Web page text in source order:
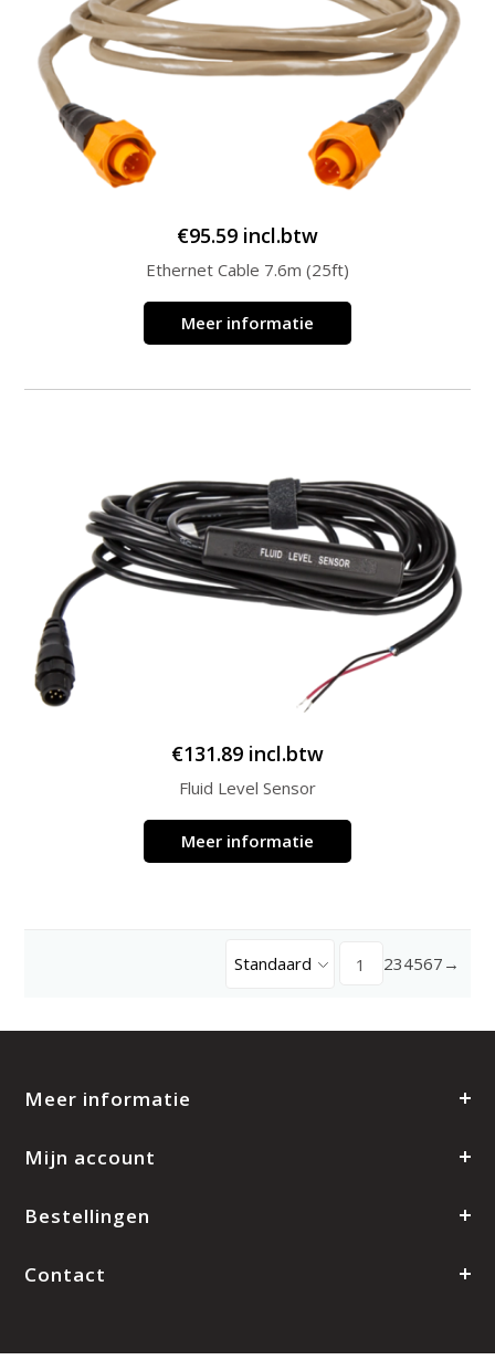
€95.59 incl.btw
Ethernet Cable 7.6m (25ft)
Meer informatie
€131.89 incl.btw
Fluid Level Sensor
Meer informatie
Standaard 1 234567 →
Meer informatie
Mijn account
Bestellingen
Contact